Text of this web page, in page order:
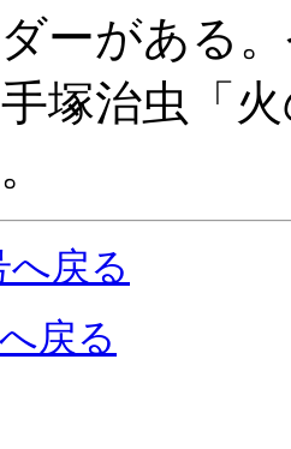
ーがある
塚治虫「
へ戻る
戻る